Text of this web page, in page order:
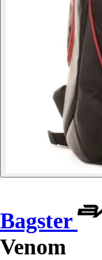
Bagster
Venom